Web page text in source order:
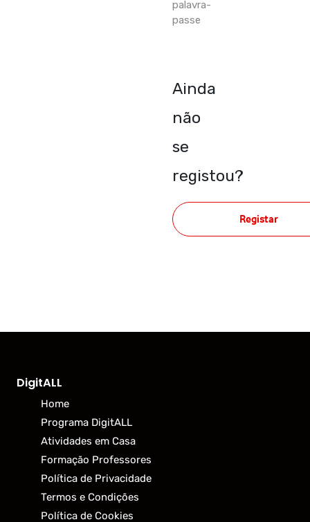
palavra-
passe
Ainda
não
se
registou?
Registar
DigitALL
Home
Programa DigitALL
Atividades em Casa
Formação Professores
Política de Privacidade
Termos e Condições
Política de Cookies